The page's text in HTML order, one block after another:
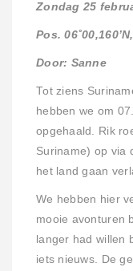
Zondag 25
Pos.
Door: Sanne
Tot ziens
hebben we om
opgehaald. Rik
Suriname) op via
het land gaan
We hebben hier
mooie avonturen
langer had willen
iets nieuws. De